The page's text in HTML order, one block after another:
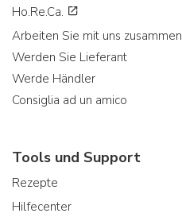
Ho.Re.Ca.
Arbeiten Sie mit uns zusammen
Werden Sie Lieferant
Werde Händler
Consiglia ad un amico
Tools und Support
Rezepte
Hilfecenter